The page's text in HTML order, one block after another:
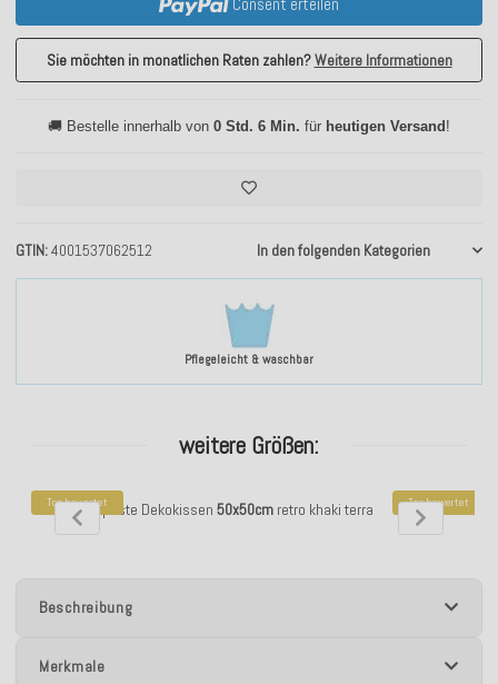
Pflegeleicht & waschbar
GTIN 4001537062512 In den folgenden Kategorien
Sie möchten in monatlichen Raten zahlen?Weitere Informationen
🚚 Bestelle innerhalb von 0 Std. 6 Min. für heutigen Versand !
weitere Größen:
Top bewertet
H.O.C.K. Baptiste Dekokissen 50x50cmretro khaki terra Top bewertet
H.O.C.K.
Beschreibung
Merkmale